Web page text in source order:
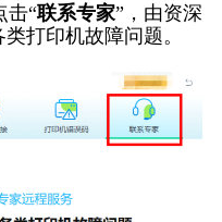
击“联系专家”，由资深
打印机故障问题。